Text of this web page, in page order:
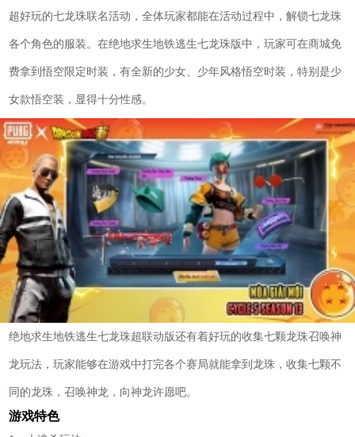
超好玩的七龙珠联名活动，全体玩家都能在活动过程中，解锁七龙珠
各个角色的服装。在绝地求生地铁逃生七龙珠版中，玩家可在商城免
费拿到悟空限定时装，有全新的少女、少年风格悟空时装，特别是少
女款悟空装，显得十分性感。
绝地求生地铁逃生七龙珠超联动版还有着好玩的收集七颗龙珠召唤神
龙玩法，玩家能够在游戏中打完各个赛局就能拿到龙珠，收集七颗不
同的龙珠，召唤神龙，向神龙许愿吧。
游戏特色